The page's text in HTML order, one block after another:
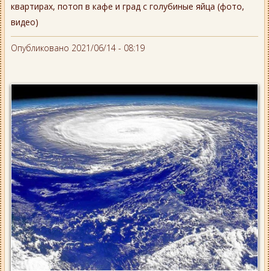
квартирах, потоп в кафе и град с голубиные яйца (фото,
видео)
Опубликовано 2021/06/14 - 08:19